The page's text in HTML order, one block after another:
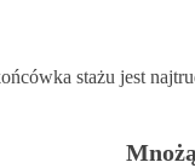
stażu jest